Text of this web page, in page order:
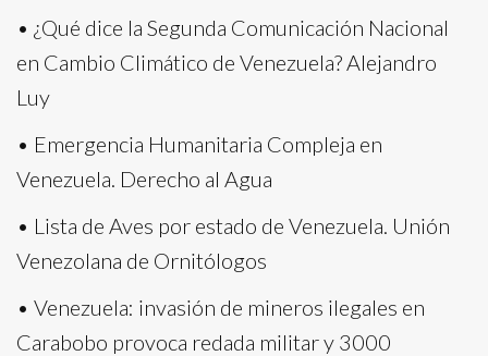
• ¿Qué dice la Segunda Comunicación Nacional
en Cambio Climático de Venezuela? Alejandro
Luy
• Emergencia Humanitaria Compleja en
Venezuela. Derecho al Agua
• Lista de Aves por estado de Venezuela. Unión
Venezolana de Ornitólogos
• Venezuela: invasión de mineros ilegales en
Carabobo provoca redada militar y 3000